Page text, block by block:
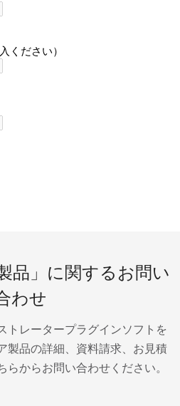
品」に関するお問い
わせ
トレータープラグインソフトを
製品の詳細、資料請求、お見積
らからお問い合わせください。